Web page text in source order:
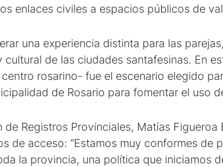
enlaces civiles a espacios públicos de
una experiencia distinta para las
de las ciudades santafesinas. En
rosarino- fue el escenario elegido
de Rosario para fomentar el uso
de Registros Provinciales, Matías
de acceso: “Estamos muy conformes de
la provincia, una política que iniciamos